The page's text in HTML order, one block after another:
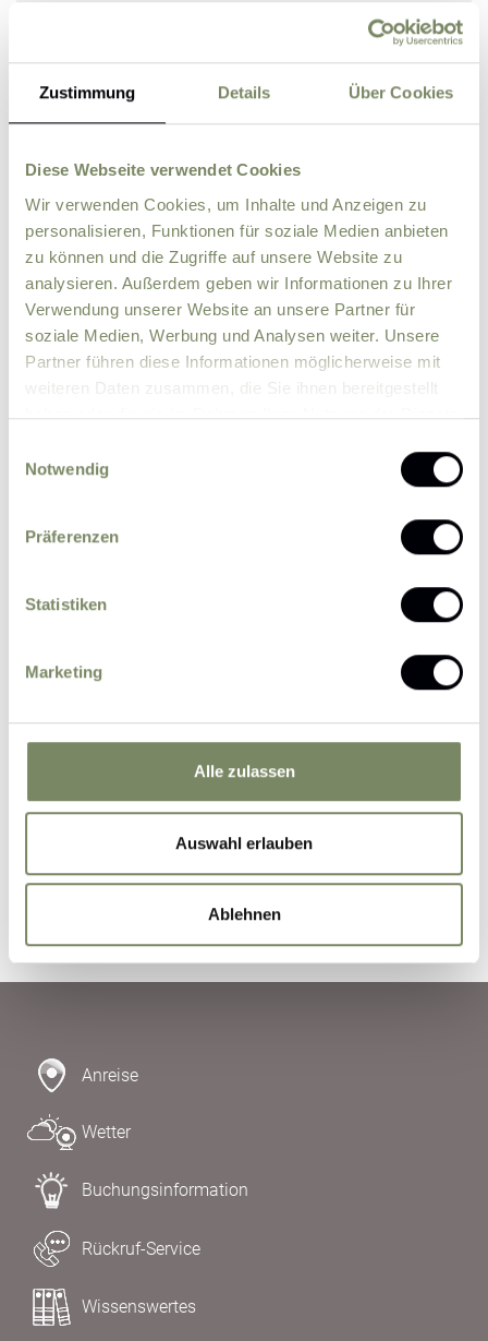
Zustimmung Details Über Cookies
Diese Webseite verwendet Cookies
Wir verwenden Cookies, um Inhalte und Anzeigen zu
personalisieren, Funktionen für soziale Medien anbieten
zu können und die Zugriffe auf unsere Website zu
analysieren. Außerdem geben wir Informationen zu Ihrer
Verwendung unserer Website an unsere Partner für
soziale Medien, Werbung und Analysen weiter. Unsere
Partner führen diese Informationen möglicherweise mit
weiteren Daten zusammen, die Sie ihnen bereitgestellt
haben oder die sie im Rahmen Ihrer Nutzung der Dienste
Notwendig
Präferenzen
Statistiken
Marketing
Alle zulassen
Auswahl erlauben
Ablehnen
Land
Zusätzliche Angaben, Fragen oder Wünsche
Bitte senden Sie mir zukünftig Informationen
Ich erkläre mich einverstanden, dass eine
datenschutzrechtlich Verantwortlichen zum
Grundlage meiner durch das Absenden des
Anfrage absenden
Anreise
Wetter
Buchungsinformation
Rückruf-Service
Wissenswertes